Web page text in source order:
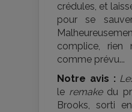
crédules, et
pour se
complice,
comme prévu...
Notre avis :
le remakedu
Brooks, sorti